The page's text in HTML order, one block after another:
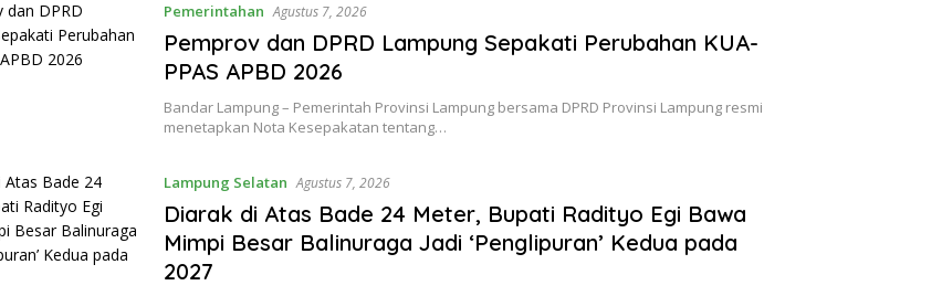
Pemerintahan Agustus 7, 2026
Pemprov dan DPRD Lampung Sepakati Perubahan KUA-
PPAS APBD 2026
Bandar Lampung – Pemerintah Provinsi Lampung bersama DPRD Provinsi Lampung resmi
menetapkan Nota Kesepakatan tentang…
Lampung Selatan Agustus 7, 2026
Diarak di Atas Bade 24 Meter, Bupati Radityo Egi Bawa
Mimpi Besar Balinuraga Jadi ‘Penglipuran’ Kedua pada
2027